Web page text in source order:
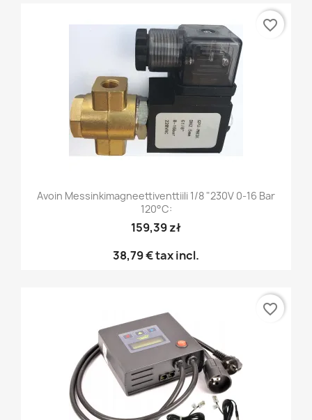
Avoin Messinkimagneettiventtiili 1/8 "230V 0-16 Bar
120°C:
159,39 zł
38,79 €tax incl.
favorite_border
favorite_border